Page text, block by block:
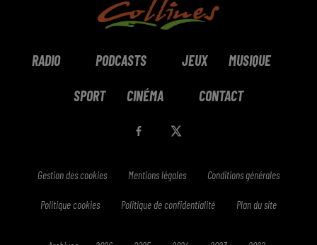
RADIO PODCASTS JEUX MUSIQUE
SPORT CINÉMA CONTACT
Gestion des cookies Mentions légales Conditions générales
Politique cookies Politique de confidentialité Plan du site